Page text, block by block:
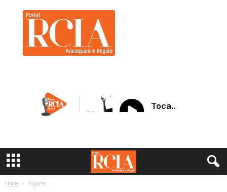
a
Home Esporte